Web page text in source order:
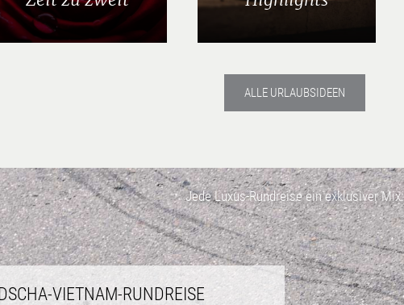
ALLE URLAUBSIDEEN
VIETNAM-RUNDREISE
Jede Luxus-Rundreise ein exklusiver Mix: